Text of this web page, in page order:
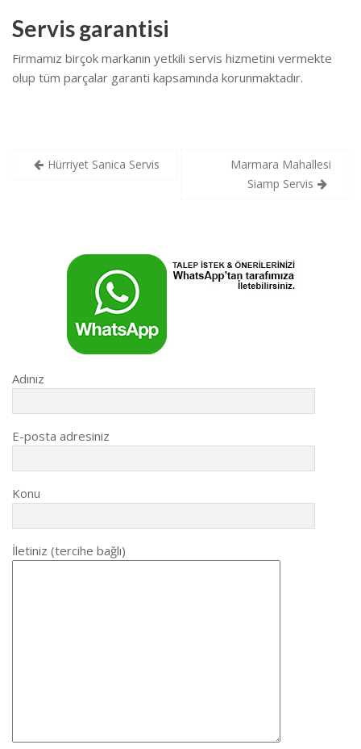
Servis garantisi
Firmamız birçok markanın yetkili servis hizmetini vermekte
olup tüm parçalar garanti kapsamında korunmaktadır.
YazıHürriyet Sanica Servis
Marmara Mahallesi
Siamp Servis
Adınız
E-posta adresiniz
Konu
İletiniz (tercihe bağlı)